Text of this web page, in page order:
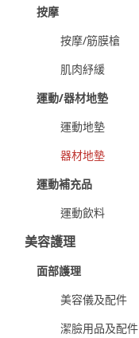
按摩
按摩/筋膜槍
肌肉紓緩
運動/器材地墊
運動地墊
器材地墊
運動補充品
運動飲料
美容護理
面部護理
美容儀及配件
潔臉用品及配件